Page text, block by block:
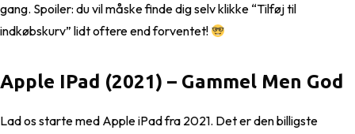
gang. Spoiler: du vil måske finde dig selv klikke “Tilføj til
indkøbskurv” lidt oftere end forventet!
Apple IPad (2021) – Gammel Men God
Lad os starte med Apple iPad fra 2021. Det er den billigste